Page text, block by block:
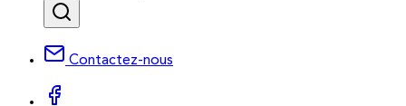
Contactez-nous